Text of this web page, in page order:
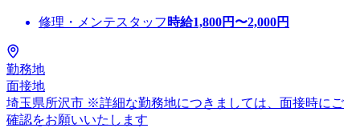
修理・メンテスタッフ 時給1,800円〜2,000円
勤務地
面接地
埼玉県所沢市 ※詳細な勤務地につきましては、面接時にご
確認をお願いいたします